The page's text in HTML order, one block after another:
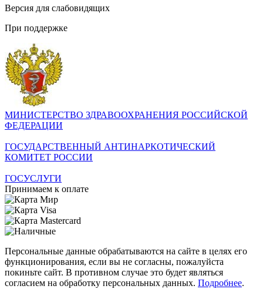
Версия для слабовидящих
При поддержке
МИНИСТЕРСТВО ЗДРАВООХРАНЕНИЯ РОССИЙСКОЙ
ФЕДЕРАЦИИ
ГОСУДАРСТВЕННЫЙ АНТИНАРКОТИЧЕСКИЙ
КОМИТЕТ РОССИИ
ГОСУСЛУГИ
Принимаем к оплате
Персональные данные обрабатываются на сайте в целях его
функционирования, если вы не согласны, пожалуйста
покиньте сайт. В противном случае это будет являться
согласием на обработку персональных данных. Подробнее.